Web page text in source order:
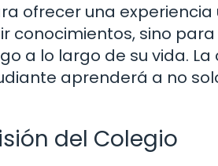
ofrecer una
conocimientos, sino
a lo largo de su vida.
aprenderá a no
del Colegio